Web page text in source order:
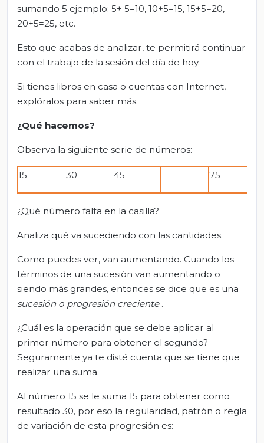
sumando 5 ejemplo: 5+ 5=10, 10+5=15, 15+5=20,
20+5=25, etc.
Esto que acabas de analizar, te permitirá continuar
con el trabajo de la sesión del día de hoy.
Si tienes libros en casa o cuentas con Internet,
explóralos para saber más.
¿Qué hacemos?
Observa la siguiente serie de números:
15 30 45 75
¿Qué número falta en la casilla?
Analiza qué va sucediendo con las cantidades.
Como puedes ver, van aumentando. Cuando los
términos de una sucesión van aumentando o
siendo más grandes, entonces se dice que es una
sucesión o progresión creciente .
¿Cuál es la operación que se debe aplicar al
primer número para obtener el segundo?
Seguramente ya te disté cuenta que se tiene que
realizar una suma.
Al número 15 se le suma 15 para obtener como
resultado 30, por eso la regularidad, patrón o regla
de variación de esta progresión es: